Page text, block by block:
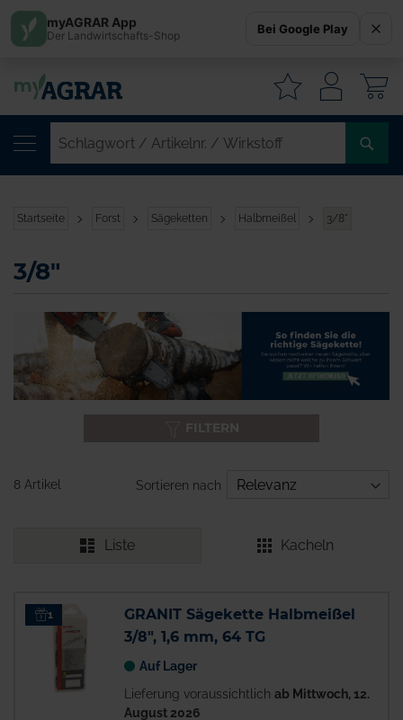
Startseite Forst Sägeketten Halbmeißel 3/8"
3/8"
8 Artikel Sortieren nach
Liste Kacheln
1
GRANIT Sägekette Halbmeißel
3/8", 1,6 mm, 64 TG
Auf Lager
Lieferung voraussichtlich ab Mittwoch, 12.
August 2026
myAGRAR App
Der Landwirtschafts-Shop Bei Google Play